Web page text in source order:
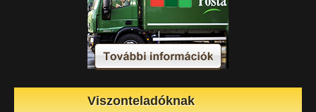
Viszonteladóknak